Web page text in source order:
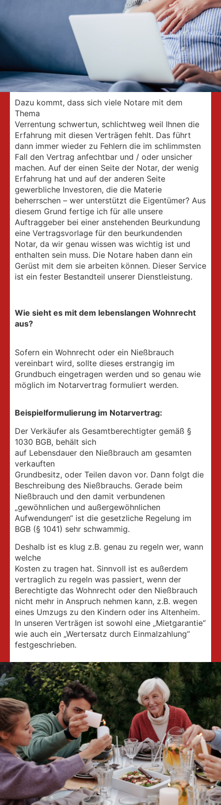
Dazu kommt, dass sich viele Notare mit dem
Thema
Verrentung schwertun, schlichtweg weil Ihnen die
Erfahrung mit diesen Verträgen fehlt. Das führt
dann immer wieder zu Fehlern die im schlimmsten
Fall den Vertrag anfechtbar und / oder unsicher
machen. Auf der einen Seite der Notar, der wenig
Erfahrung hat und auf der anderen Seite
gewerbliche Investoren, die die Materie
beherrschen – wer unterstützt die Eigentümer? Aus
diesem Grund fertige ich für alle unsere
Auftraggeber bei einer anstehenden Beurkundung
eine Vertragsvorlage für den beurkundenden
Notar, da wir genau wissen was wichtig ist und
enthalten sein muss. Die Notare haben dann ein
Gerüst mit dem sie arbeiten können. Dieser Service
ist ein fester Bestandteil unserer Dienstleistung.
Wie sieht es mit dem lebenslangen Wohnrecht
aus?
Sofern ein Wohnrecht oder ein Nießbrauch
vereinbart wird, sollte dieses erstrangig im
Grundbuch eingetragen werden und so genau wie
möglich im Notarvertrag formuliert werden.
Beispielformulierung im Notarvertrag:
Der Verkäufer als Gesamtberechtigter gemäß §
1030 BGB, behält sich
auf Lebensdauer den Nießbrauch am gesamten
verkauften
Grundbesitz, oder Teilen davon vor. Dann folgt die
Beschreibung des Nießbrauchs. Gerade beim
Nießbrauch und den damit verbundenen
„gewöhnlichen und außergewöhnlichen
Aufwendungen“ ist die gesetzliche Regelung im
BGB (§ 1041) sehr schwammig.
Deshalb ist es klug z.B. genau zu regeln wer, wann
welche
Kosten zu tragen hat. Sinnvoll ist es außerdem
vertraglich zu regeln was passiert, wenn der
Berechtigte das Wohnrecht oder den Nießbrauch
nicht mehr in Anspruch nehmen kann, z.B. wegen
eines Umzugs zu den Kindern oder ins Altenheim.
In unseren Verträgen ist sowohl eine „Mietgarantie“
wie auch ein „Wertersatz durch Einmalzahlung“
festgeschrieben.